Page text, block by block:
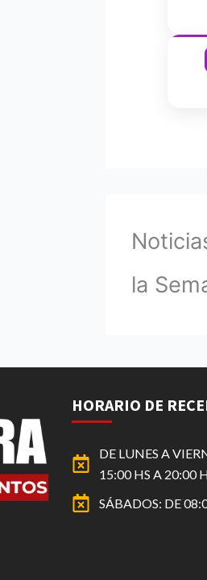
la
HORARIO DE
DE LUNES A
15:00 HS A 20:00
SÁBADOS: DE